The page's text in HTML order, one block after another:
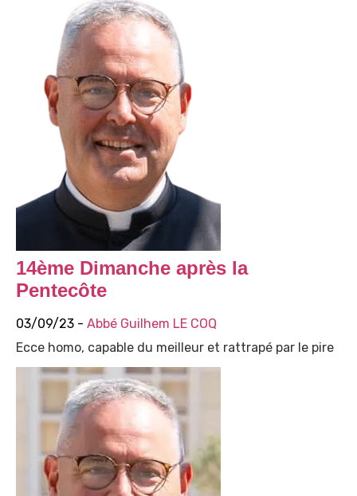
14ème Dimanche après la
Pentecôte
03/09/23 - Abbé Guilhem LE COQ
Ecce homo, capable du meilleur et rattrapé par le pire